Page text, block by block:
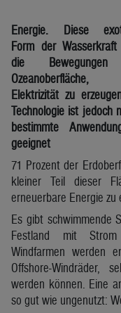
Energie. Diese
Form der
die
Elektrizität zu
Technologie ist jedoch
bestimmte
geeignet
71 Prozent der
kleiner Teil dieser
erneuerbare Energie zu
Es gibt schwimmende
Festland mit Strom
Windfarmen werden
Offshore-Windräder,
werden können. Eine
so gut wie ungenutzt: